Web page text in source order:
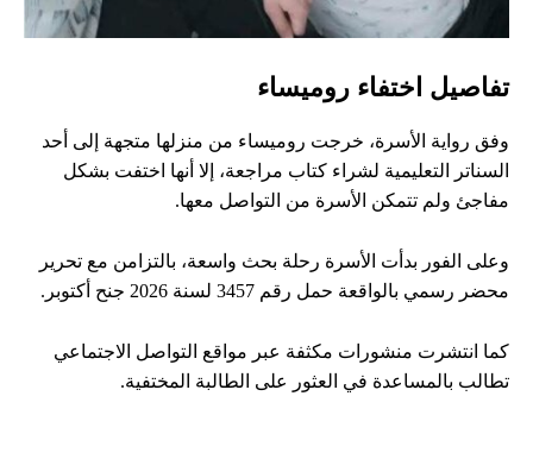
تفاصيل اختفاء روميساء
وفق رواية الأسرة، خرجت روميساء من منزلها متجهة إلى أحد
السناتر التعليمية لشراء كتاب مراجعة، إلا أنها اختفت بشكل
مفاجئ ولم تتمكن الأسرة من التواصل معها.
وعلى الفور بدأت الأسرة رحلة بحث واسعة، بالتزامن مع تحرير
محضر رسمي بالواقعة حمل رقم 3457 لسنة 2026 جنح أكتوبر.
كما انتشرت منشورات مكثفة عبر مواقع التواصل الاجتماعي
تطالب بالمساعدة في العثور على الطالبة المختفية.